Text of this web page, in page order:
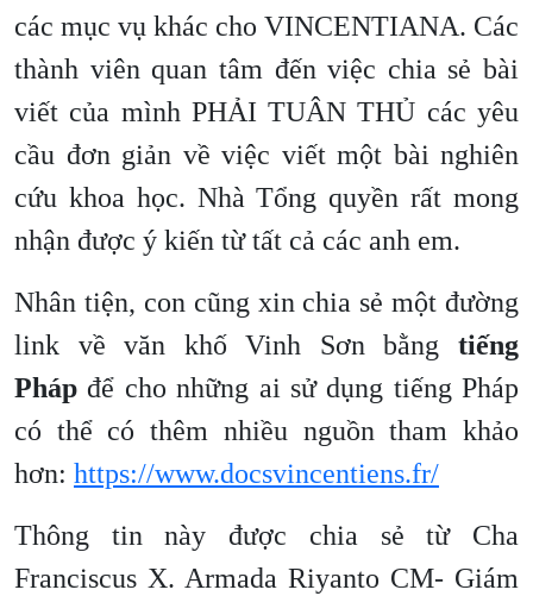
các mục vụ khác cho VINCENTIANA. Các
thành viên quan tâm đến việc chia sẻ bài
viết của mình PHẢI TUÂN THỦ các yêu
cầu đơn giản về việc viết một bài nghiên
cứu khoa học. Nhà Tổng quyền rất mong
nhận được ý kiến ​​từ tất cả các anh em.
Nhân tiện, con cũng xin chia sẻ một đường
link về văn khố Vinh Sơn bằng tiếng
Pháp để cho những ai sử dụng tiếng Pháp
có thể có thêm nhiều nguồn tham khảo
hơn: https://www.docsvincentiens.fr/
Thông tin này được chia sẻ từ Cha
Franciscus X. Armada Riyanto CM- Giám